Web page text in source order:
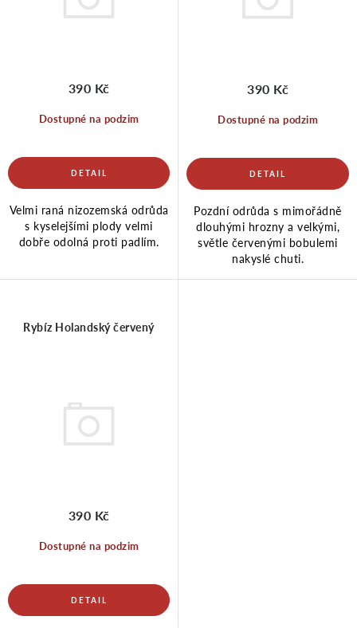
k
t
ů
u
k
t
Dostupné na podzim
390 Kč
Velmi raná nizozemská odrůda
s kyselejšími plody velmi
dobře odolná proti padlím.
Dostupné na podzim
390 Kč
Pozdní odrůda s mimořádně
dlouhými hrozny a velkými,
světle červenými bobulemi
nakyslé chuti.
Rybíz Holandský červený
Dostupné na podzim
390 Kč